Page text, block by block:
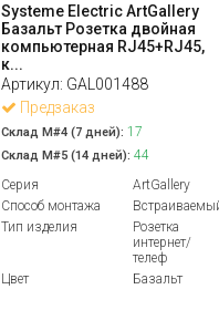
Systeme Electric ArtGallery
Базальт Розетка двойная
компьютерная RJ45+RJ45,
к...
Артикул: GAL001488
Предзаказ
Склад М#4 (7 дней): 17
Склад М#5 (14 дней): 44
Серия
ArtGallery
Способ монтажа
Тип изделия
Розетка
интернет/
телеф
Цвет
Базальт